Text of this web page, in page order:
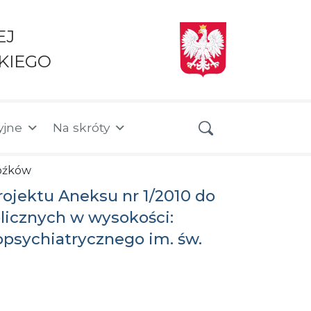
Na skróty
Aneksu nr 1/2010 do
w wysokości:
im. św.